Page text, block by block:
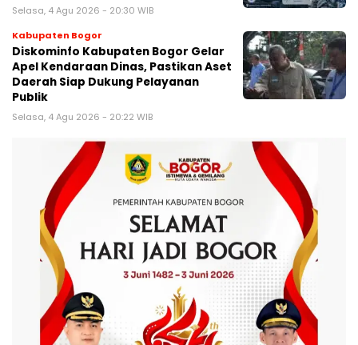
Selasa, 4 Agu 2026 - 20:30 WIB
Kabupaten Bogor
Diskominfo Kabupaten Bogor Gelar
Apel Kendaraan Dinas, Pastikan Aset
Daerah Siap Dukung Pelayanan
Publik
Selasa, 4 Agu 2026 - 20:22 WIB